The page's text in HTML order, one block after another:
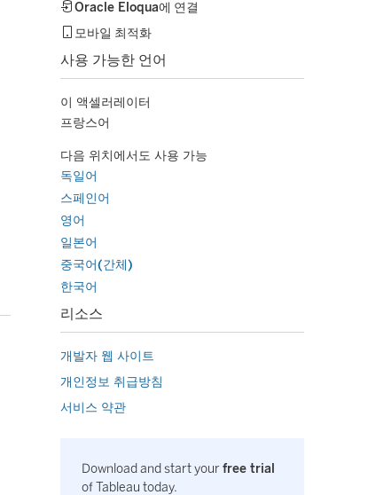
Oracle Eloqua에 연결
모바일 최적화
사용 가능한 언어
이 액셀러레이터
프랑스어
다음 위치에서도 사용 가능
독일어
스페인어
영어
일본어
중국어(간체)
한국어
리소스
개발자 웹 사이트
개인정보 취급방침
서비스 약관
Download and start yourfree trial
of Tableau today.